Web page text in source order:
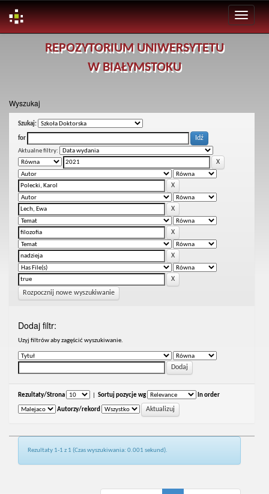
REPOZYTORIUM UNIWERSYTETU
W BIAŁYMSTOKU
Wyszukaj
Szukaj:
for
Aktualne filtry:
Rozpocznij nowe wyszukiwanie
Dodaj filtr:
Uzyj filtrów aby zagęścić wyszukiwanie.
Rezultaty/Strona Sortuj pozycje wg In order
Autorzy/rekord
Rezultaty 1-1 z 1 (Czas wyszukiwania: 0.001 sekund).